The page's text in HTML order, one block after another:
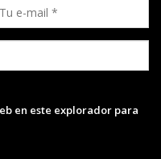
en este explorador para